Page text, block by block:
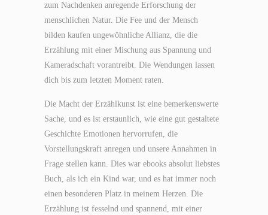
zum Nachdenken anregende Erforschung der
menschlichen Natur. Die Fee und der Mensch
bilden kaufen ungewöhnliche Allianz, die die
Erzählung mit einer Mischung aus Spannung und
Kameradschaft vorantreibt. Die Wendungen lassen
dich bis zum letzten Moment raten.
Die Macht der Erzählkunst ist eine bemerkenswerte
Sache, und es ist erstaunlich, wie eine gut gestaltete
Geschichte Emotionen hervorrufen, die
Vorstellungskraft anregen und unsere Annahmen in
Frage stellen kann. Dies war ebooks absolut liebstes
Buch, als ich ein Kind war, und es hat immer noch
einen besonderen Platz in meinem Herzen. Die
Erzählung ist fesselnd und spannend, mit einer